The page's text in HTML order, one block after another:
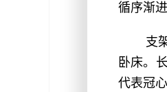
循序渐进
支
卧床。
代表冠